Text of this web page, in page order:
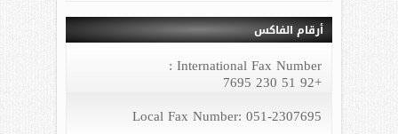
أرقام الفاكس
International Fax Number :
+92 51 230 7695
Local Fax Number: 051-2307695